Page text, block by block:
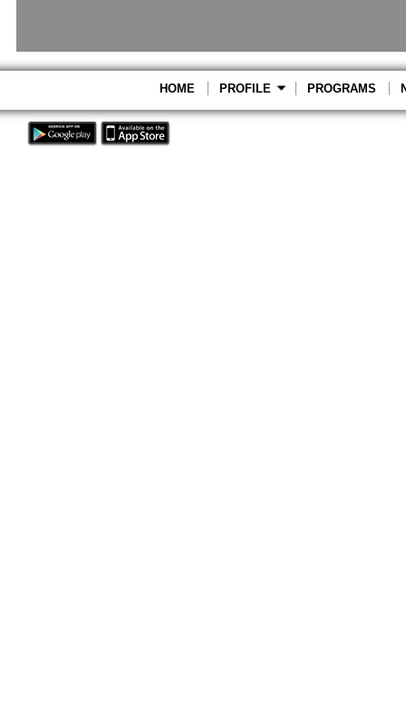
PROGRAMS
PROFILE
HOME